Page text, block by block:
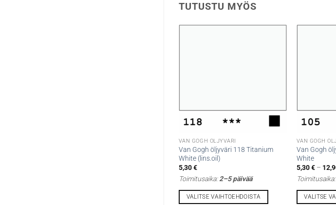
TUTUSTU MYÖS
VAN GOGH ÖLJYVÄRI
Van Gogh öljyväri 118 Titanium
White (lins.oil)
5,30€
Toimitusaika:2–5 päivää
VALITSE VAIHTOEHDOISTA
VAN GOGH
Van Gogh
White
5,30€ –
Toimitusaika:
VALITSE